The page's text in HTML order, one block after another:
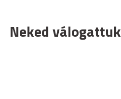
Neked válogattuk